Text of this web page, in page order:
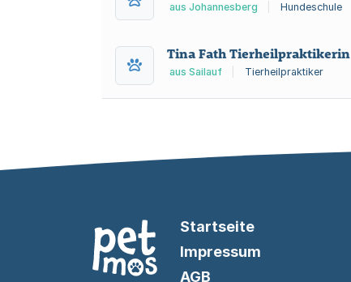
aus Johannesberg Hundeschule
Tina Fath Tierheilpraktikerin
aus Sailauf Tierheilpraktiker
Startseite
Impressum
AGB